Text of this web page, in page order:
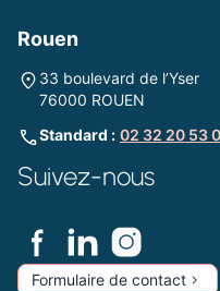
Rouen
33 boulevard de l’Yser
76000 ROUEN
Standard : 02 32 20 53
Suivez-nous
Formulaire de contact